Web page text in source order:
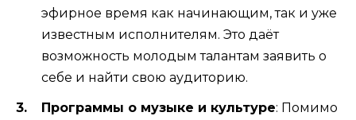
эфирное время как начинающим, так и уже
известным исполнителям. Это даёт
возможность молодым талантам заявить о
себе и найти свою аудиторию.
Программы о музыке и культуре: Помимо